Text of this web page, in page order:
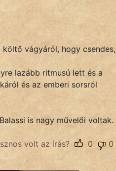
vágyáról, hogy csendes,
lazább ritmusú lett és a
és az emberi sorsról
is nagy művelői voltak.
volt az írás? 0
0